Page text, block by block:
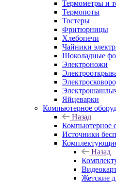
Термометры и
Термопоты
Тостеры
Фритюрницы
Хлебопечи
Чайники
Шоколадные
Электроножи
Яйцеварки
Компьютерное
Назад
Компьютерное
Источники
Назад
Жетские